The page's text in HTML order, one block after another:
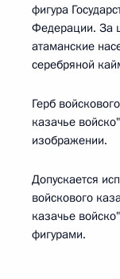
фигура
Федерации. За
атаманские
серебряной
Герб
казачье
изображении.
Допускается
войскового
казачье
фигурами.